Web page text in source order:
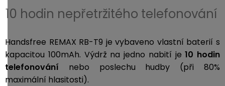
10 hodin nepřetržitého telefonování
Handsfree REMAX RB-T9 je vybaveno vlastní baterií s
kapacitou 100mAh. Výdrž na jedno nabití je10 hodin
telefonování nebo poslechu hudby (při 80%
maximální hlasitosti).